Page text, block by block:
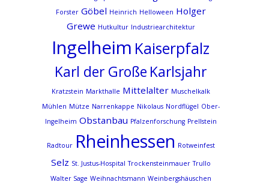
Forster Göbel Heinrich Helloween Holger
Grewe Hutkultur Industriearchitektur
Ingelheim Kaiserpfalz
Karl der Große Karlsjahr
Kratzstein Markthalle Mittelalter Muschelkalk
Mühlen Mütze Narrenkappe Nikolaus Nordflügel Ober-
Ingelheim Obstanbau Pfalzenforschung Prellstein
Radtour Rheinhessen Rotweinfest
Selz St. Justus-Hospital Trockensteinmauer Trullo
Walter Sage Weihnachtsmann Weinbergshäuschen